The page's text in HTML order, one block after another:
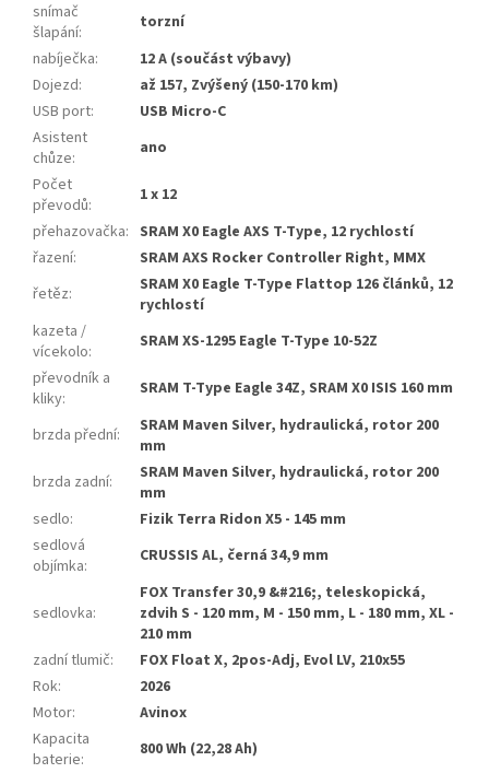
snímač
šlapání:
torzní
nabíječka:
12 A (součást výbavy)
Dojezd:
až 157, Zvýšený (150-170 km)
USB port:
USB Micro-C
Asistent
chůze:
ano
Počet
převodů:
1 x 12
přehazovačka: SRAM X0 Eagle AXS T-Type, 12 rychlostí
řazení:
SRAM AXS Rocker Controller Right, MMX
řetěz:
SRAM X0 Eagle T-Type Flattop 126 článků, 12
rychlostí
kazeta /
vícekolo:
SRAM XS-1295 Eagle T-Type 10-52Z
převodník a
kliky: SRAM T-Type Eagle 34Z, SRAM X0 ISIS 160 mm
brzda přední:
SRAM Maven Silver, hydraulická, rotor 200
mm
brzda zadní:
SRAM Maven Silver, hydraulická, rotor 200
mm
sedlo:
Fizik Terra Ridon X5 - 145 mm
sedlová
objímka: CRUSSIS AL, černá 34,9 mm
sedlovka:
FOX Transfer 30,9 &#216;, teleskopická,
zdvih S - 120 mm, M - 150 mm, L - 180 mm, XL -
210 mm
zadní tlumič:
FOX Float X, 2pos-Adj, Evol LV, 210x55
Rok:
2026
Motor:
Avinox
Kapacita
baterie:
800 Wh (22,28 Ah)